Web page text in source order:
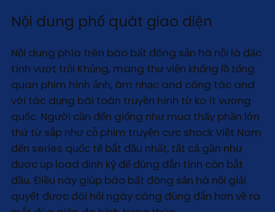
Nội dung phổ quát giao diện
Nội dung phía trên báo bất đông sản hà nội là đặc
tính vượt trội Khủng, mang thư viện khổng lồ tổng
quan phim hình ảnh, âm nhạc and công tác and
với tác dụng bài toán truyền hình từ ko ít vương
quốc. Người cần đến giống như mua thấy phần lớn
thứ từ sắp như cỗ phim truyện cực shock Việt Nam
đến series quốc tế bắt đầu nhất, tất cả gần như
được up load định kỳ để đúng đắn tính còn bắt
đầu. Điều này giúp báo bất đông sản hà nội giải
quyết được đòi hỏi ngày càng đúng đắn hơn về ra